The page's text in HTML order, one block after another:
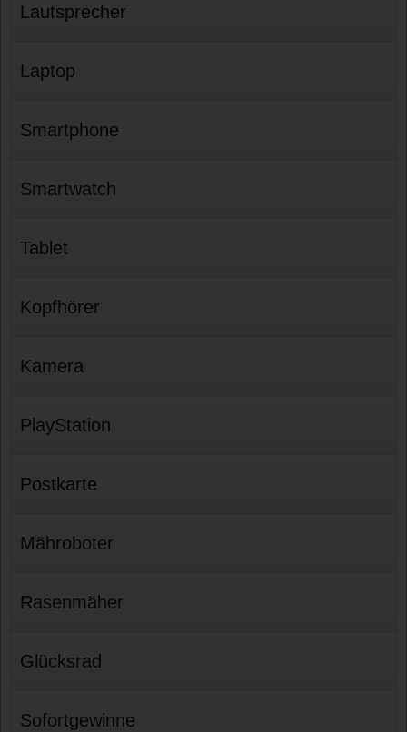
Lautsprecher
Laptop
Smartphone
Smartwatch
Tablet
Kopfhörer
Kamera
PlayStation
Postkarte
Mähroboter
Rasenmäher
Glücksrad
Sofortgewinne